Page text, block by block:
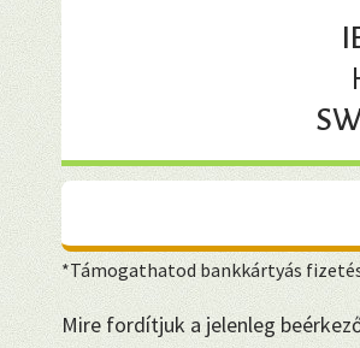
*Támogathatod bankkártyás
Mire fordítjuk a jelenleg